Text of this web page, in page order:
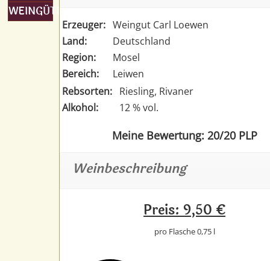
WEINGÜTER
Erzeuger: Weingut Carl Loewen
Land:
Deutschland
Region:
Mosel
Bereich:
Leiwen
Rebsorten: Riesling, Rivaner
Alkohol:
12 % vol.
Meine Bewertung: 20/20 PLP
Weinbeschreibung
Preis: 9,50 €
pro Flasche 0,75 l